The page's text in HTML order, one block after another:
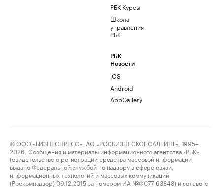
РБК Курсы
Школа
управления
РБК
РБК
Новости
iOS
Android
AppGallery
© ООО «БИЗНЕСПРЕСС», АО «РОСБИЗНЕСКОНСАЛТИНГ», 1995–
2026. Сообщения и материалы информационного агентства «РБК»
(свидетельство о регистрации средства массовой информации
выдано Федеральной службой по надзору в сфере связи,
информационных технологий и массовых коммуникаций
(Роскомнадзор) 09.12.2015 за номером ИА №ФС77-63848) и сетевого